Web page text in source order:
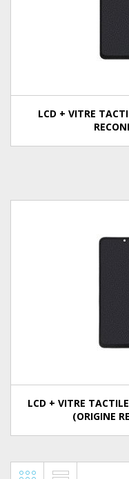
LCD + VITRE
LCD + VITRE
(ORIGINE